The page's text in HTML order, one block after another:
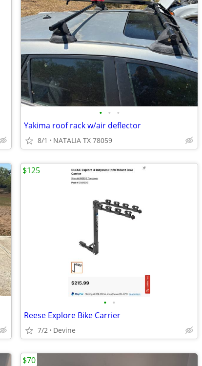
• • •
Yakima roof rack w/air deflector
8/1 NATALIA TX 78059
• •
Reese Explore Bike Carrier
7/2 Devine
$125
$70